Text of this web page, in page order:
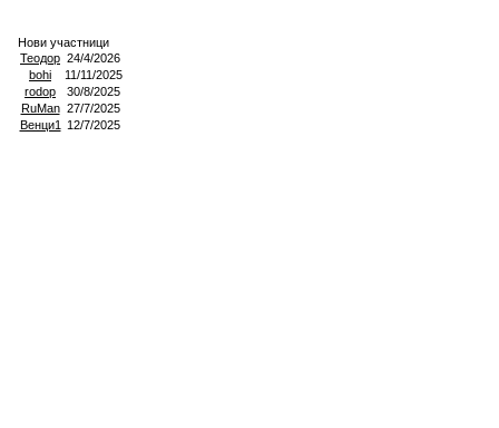
Нови участници
Теодор 24/4/2026
bohi
11/11/2025
rodop
30/8/2025
RuMan 27/7/2025
Венци1
12/7/2025